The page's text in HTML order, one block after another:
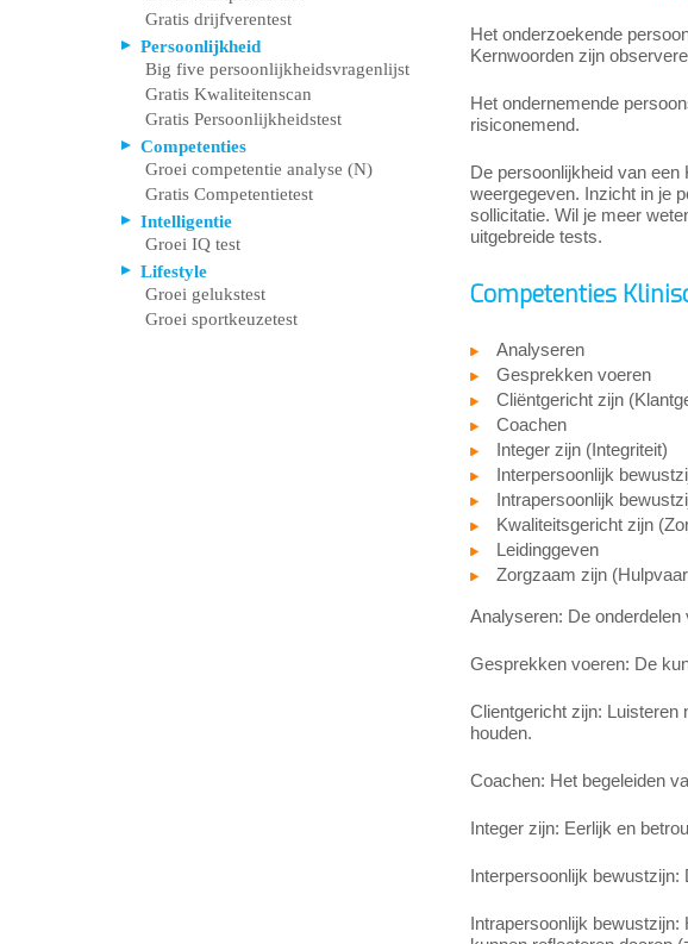
Gratis drijfverentest
Persoonlijkheid
Big five persoonlijkheidsvragenlijst
Gratis Kwaliteitenscan
Gratis Persoonlijkheidstest
Competenties
Groei competentie analyse (N)
Gratis Competentietest
Intelligentie
Groei IQ test
Lifestyle
Groei gelukstest
Groei sportkeuzetest
Het onderzoekende
Kernwoorden zijn
Het ondernemende
risiconemend.
De persoonlijkheid van
weergegeven. Inzicht in je
sollicitatie. Wil je meer
uitgebreide tests.
Competenties
Analyseren
Gesprekken voeren
Cliëntgericht zijn
Coachen
Integer zijn (Integriteit)
Interpersoonlijk
Intrapersoonlijk
Kwaliteitsgericht zijn
Leidinggeven
Zorgzaam zijn
Analyseren: De
Gesprekken voeren: De
Clientgericht zijn: Luisteren
houden.
Coachen: Het begeleiden
Integer zijn: Eerlijk en
Interpersoonlijk bewustzijn:
Intrapersoonlijk bewustzijn: